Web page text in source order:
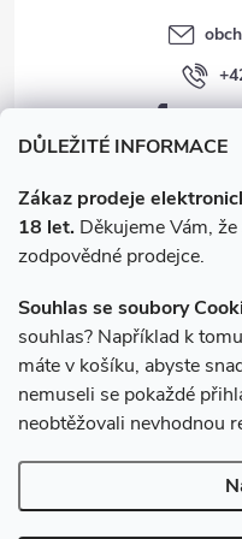
DŮLEŽITÉ INFORMACE
Zákaz prodeje
18 let. Děkujeme Vám,
zodpovědné prodejce.
Souhlas se soubory
souhlas? Například k
máte v košíku, abyste
nemuseli se pokaždé
neobtěžovali nevhodnou
Instagram
e-